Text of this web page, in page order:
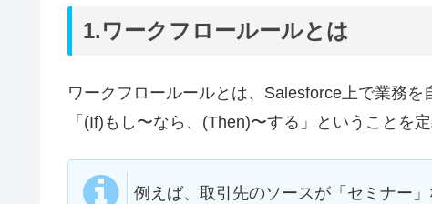
1.ワークフロールールとは
ワークフロールールとは、Salesforce上で業務を
「(If)もし〜なら、(Then)〜する」ということを
例えば、取引先のソースが「セミナー